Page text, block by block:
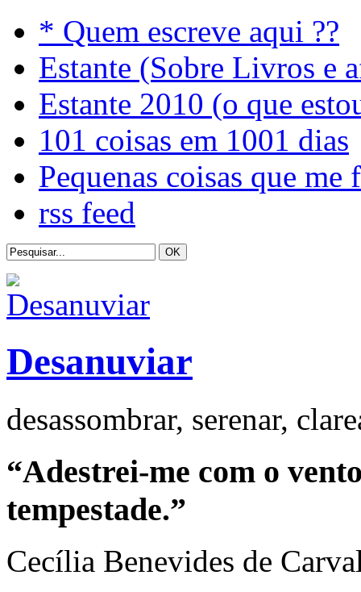
* Quem escreve aqui ??
Estante (Sobre Livros e
Estante 2010 (o que
101 coisas em 1001 dias
Pequenas coisas que me
rss feed
Desanuviar
desassombrar, serenar,
“Adestrei-me com o
tempestade.”
Cecília Benevides de